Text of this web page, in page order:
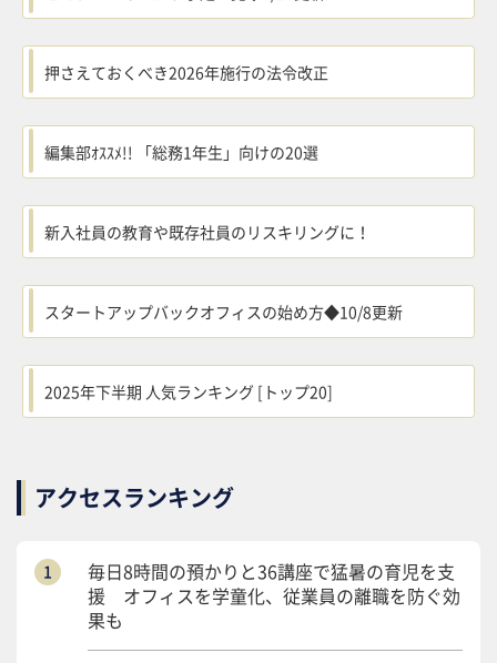
押さえておくべき2026年施行の法令改正
編集部ｵｽｽﾒ!! 「総務1年生」向けの20選
新入社員の教育や既存社員のリスキリングに！
スタートアップバックオフィスの始め方◆10/8更新
2025年下半期 人気ランキング [トップ20]
アクセスランキング
毎日8時間の預かりと36講座で猛暑の育児を支
援 オフィスを学童化、従業員の離職を防ぐ効
果も